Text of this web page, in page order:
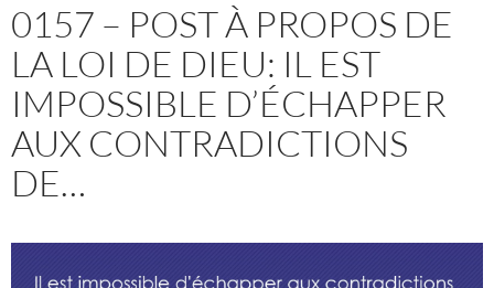
0157 – POST À PROPOS DE
LA LOI DE DIEU: IL EST
IMPOSSIBLE D’ÉCHAPPER
AUX CONTRADICTIONS
DE…